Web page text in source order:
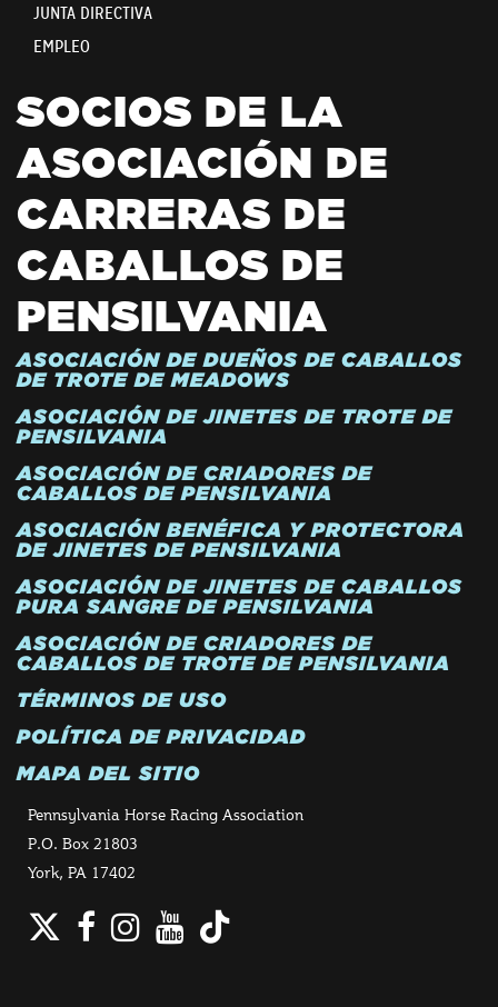
JUNTA DIRECTIVA
EMPLEO
SOCIOS DE LA
ASOCIACIÓN DE
CARRERAS DE
CABALLOS DE
PENSILVANIA
ASOCIACIÓN DE DUEÑOS DE CABALLOS
DE TROTE DE MEADOWS
ASOCIACIÓN DE JINETES DE TROTE DE
PENSILVANIA
ASOCIACIÓN DE CRIADORES DE
CABALLOS DE PENSILVANIA
ASOCIACIÓN BENÉFICA Y PROTECTORA
DE JINETES DE PENSILVANIA
ASOCIACIÓN DE JINETES DE CABALLOS
PURA SANGRE DE PENSILVANIA
ASOCIACIÓN DE CRIADORES DE
CABALLOS DE TROTE DE PENSILVANIA
TÉRMINOS DE USO
POLÍTICA DE PRIVACIDAD
MAPA DEL SITIO
Pennsylvania Horse Racing Association
P.O. Box 21803
York, PA 17402
Twitter
Facebook
Instagram
YouTube
TikTok